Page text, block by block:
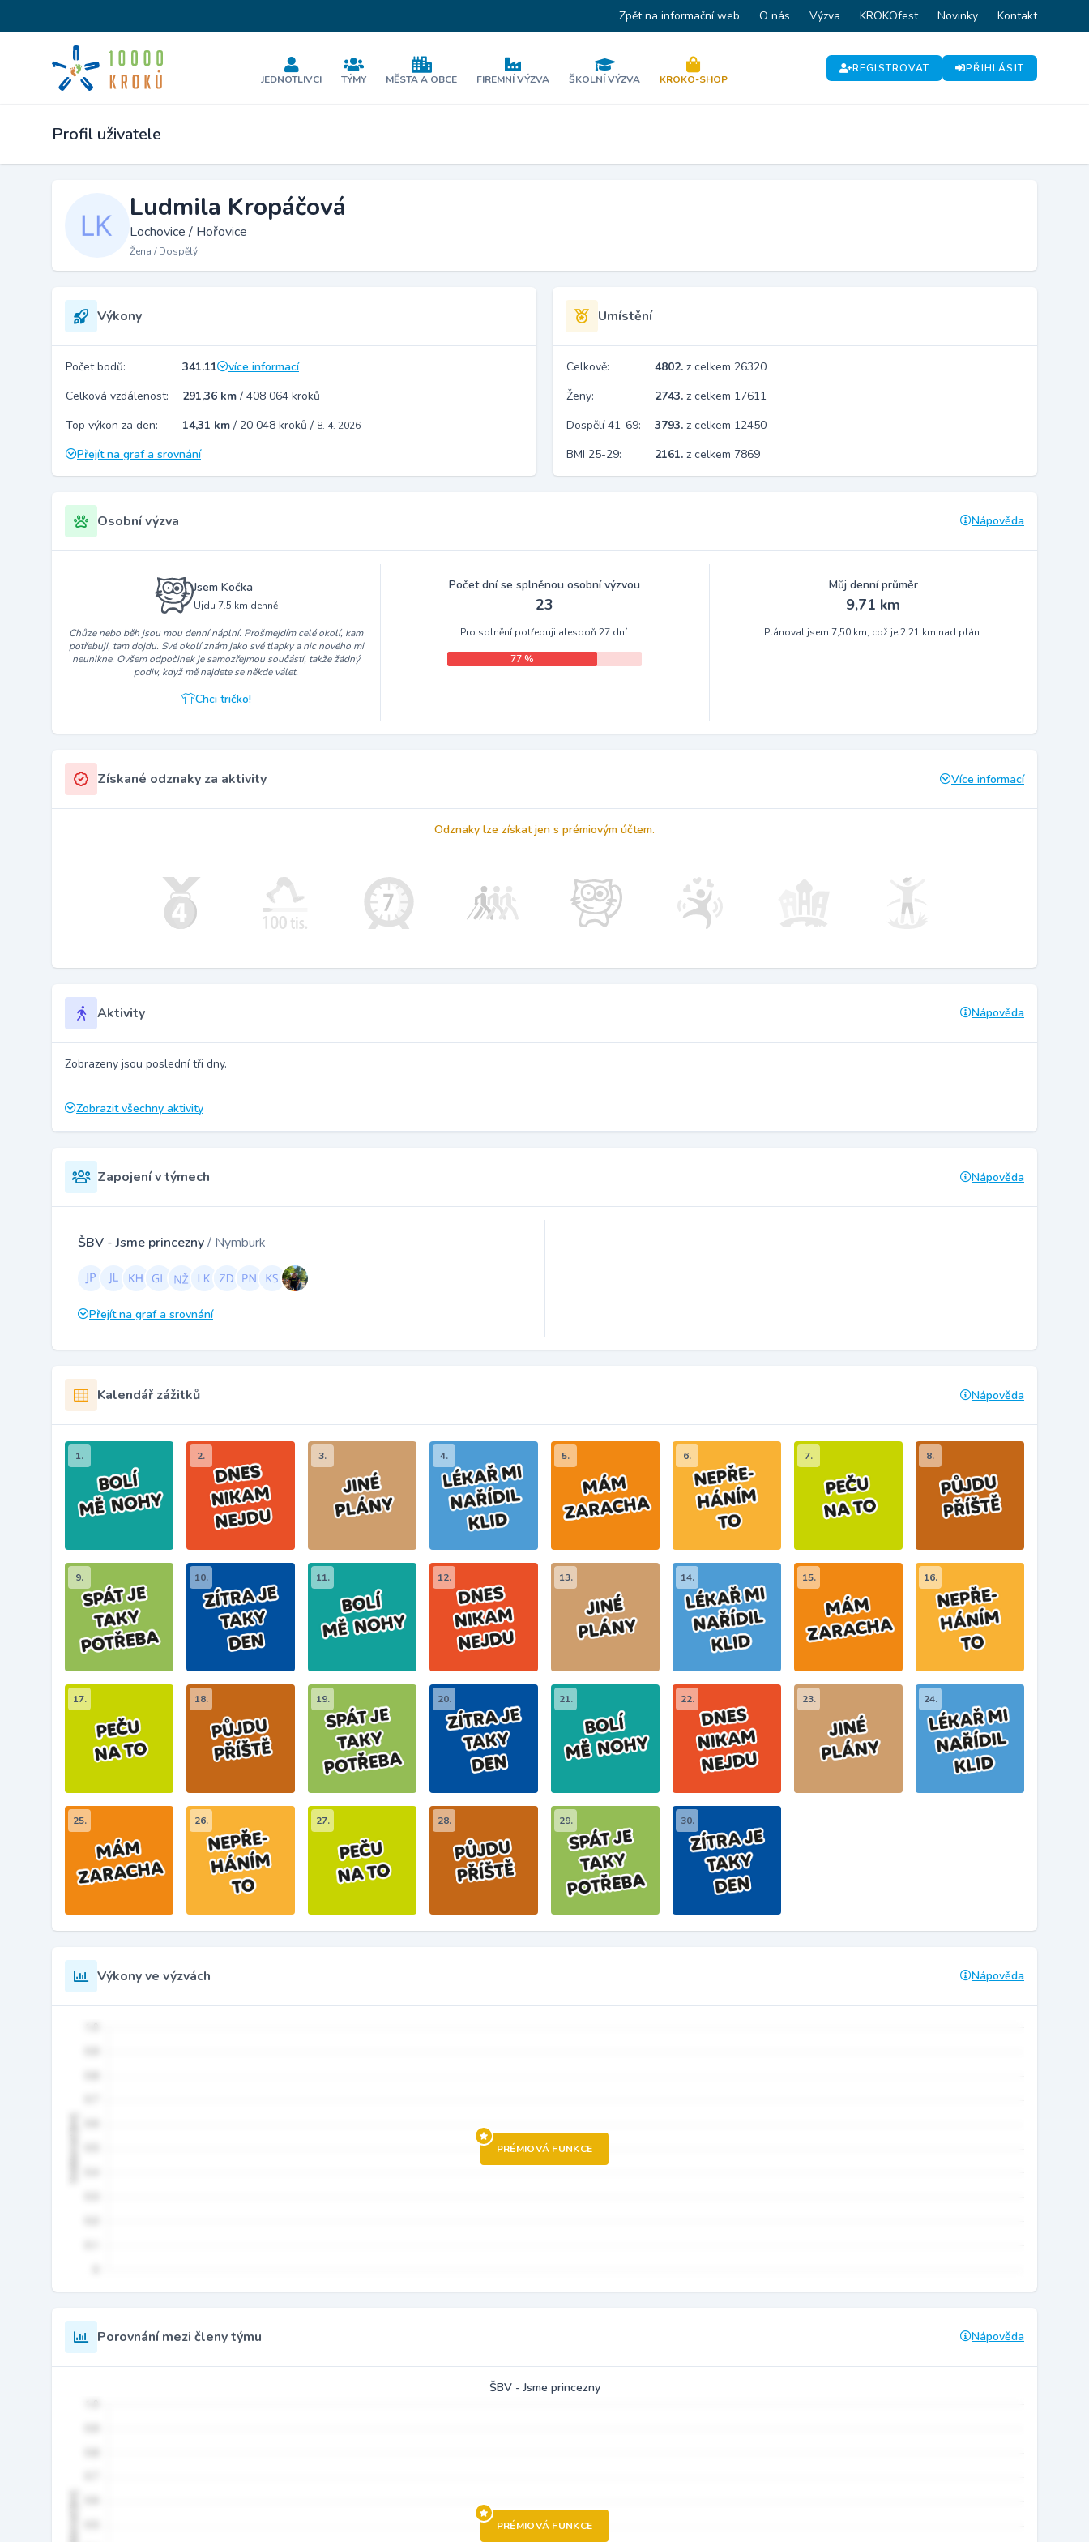
Zpět na informační web O nás Výzva KROKOfest Novinky Kontakt
JEDNOTLIVCI TÝMY MĚSTA A OBCE FIREMNÍ VÝZVA ŠKOLNÍ VÝZVA KROKO-SHOP
REGISTROVAT PŘIHLÁSIT
Profil uživatele
Ludmila Kropáčová
Lochovice / Hořovice
Žena / Dospělý
Výkony
Počet bodů: 341.11
více informací
Celková vzdálenost:
291,36 km / 408 064 kroků
Top výkon za den:
14,31 km / 20 048 kroků / 8. 4. 2026
Přejít na graf a srovnání
Umístění
Celkově: 4802. z celkem 26320
Ženy:
2743. z celkem 17611
Dospělí 41-69:
3793. z celkem 12450
BMI 25-29:
2161. z celkem 7869
Osobní výzva Nápověda
Jsem Kočka
Ujdu 7.5 km denně
Chůze nebo běh jsou mou denní náplní. Prošmejdím celé okolí, kam
potřebuji, tam dojdu. Své okolí znám jako své tlapky a nic nového mi
neunikne. Ovšem odpočinek je samozřejmou součástí, takže žádný
podiv, když mě najdete se někde válet.
Chci tričko!
Počet dní se splněnou osobní výzvou
23
Pro splnění potřebuji alespoň 27 dní.
77 %
Můj denní průměr
9,71 km
Plánoval jsem 7,50 km, což je 2,21 km nad plán.
Získané odznaky za aktivity Více informací
Odznaky lze získat jen s prémiovým účtem.
Aktivity Nápověda
Zobrazeny jsou poslední tři dny.
Zobrazit všechny aktivity
Zapojení v týmech Nápověda
ŠBV - Jsme princezny/ Nymburk
Přejít na graf a srovnání
Kalendář zážitků Nápověda
1. 2. 3. 4. 5. 6. 7. 8.
9. 10. 11. 12. 13. 14. 15. 16.
17. 18. 19. 20. 21. 22. 23. 24.
25. 26. 27. 28. 29. 30.
Výkony ve výzvách Nápověda
PRÉMIOVÁ FUNKCE
Porovnání mezi členy týmu Nápověda
ŠBV - Jsme princezny
PRÉMIOVÁ FUNKCE